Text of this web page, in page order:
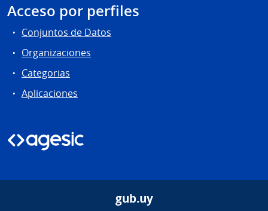
Acceso por perfiles
Conjuntos de Datos
Organizaciones
Categorias
Aplicaciones
gub.uy